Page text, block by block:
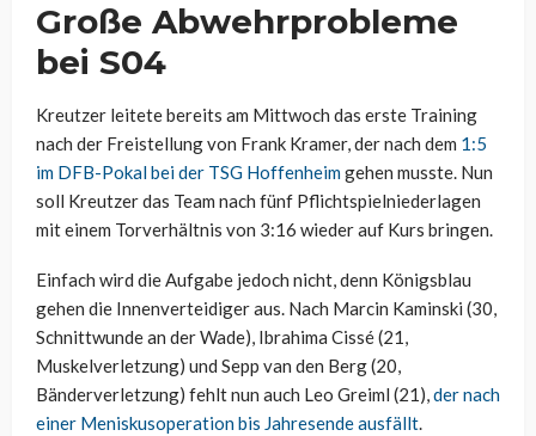
Große Abwehrprobleme
bei S04
Kreutzer leitete bereits am Mittwoch das erste Training
nach der Freistellung von Frank Kramer, der nach dem 1:5
im DFB-Pokal bei der TSG Hoffenheimgehen musste. Nun
soll Kreutzer das Team nach fünf Pflichtspielniederlagen
mit einem Torverhältnis von 3:16 wieder auf Kurs bringen.
Einfach wird die Aufgabe jedoch nicht, denn Königsblau
gehen die Innenverteidiger aus. Nach Marcin Kaminski (30,
Schnittwunde an der Wade), Ibrahima Cissé (21,
Muskelverletzung) und Sepp van den Berg (20,
Bänderverletzung) fehlt nun auch Leo Greiml (21),der nach
einer Meniskusoperation bis Jahresende ausfällt.